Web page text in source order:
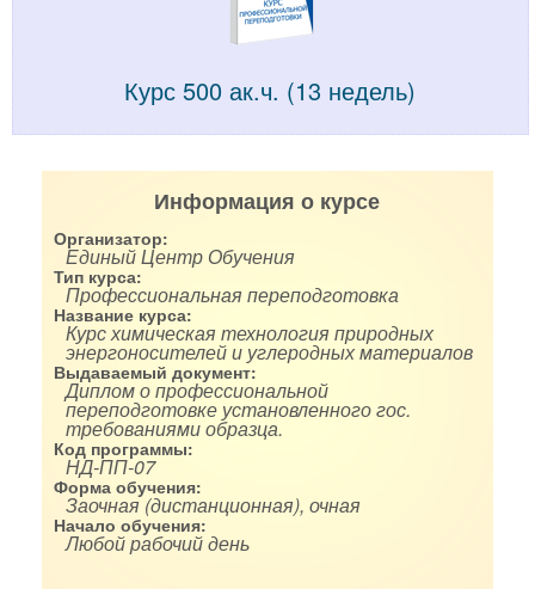
Курс 500 ак.ч. (13 недель)
Информация о курсе
Организатор:
Единый Центр Обучения
Тип курса:
Профессиональная переподготовка
Название курса:
Курс химическая технология природных
энергоносителей и углеродных материалов
Выдаваемый документ:
Диплом о профессиональной
переподготовке установленного гос.
требованиями образца.
Код программы:
НД-ПП-07
Форма обучения:
Заочная (дистанционная), очная
Начало обучения:
Любой рабочий день